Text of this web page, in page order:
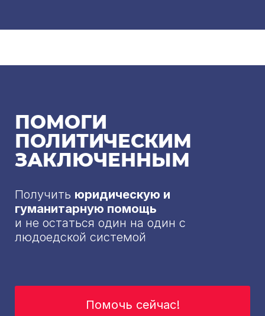
ПОМОГИ
ПОЛИТИЧЕСКИМ
ЗАКЛЮЧЕННЫМ
Получить юридическую и
гуманитарную помощь
и не остаться один на один с
людоедской системой
Помочь сейчас!